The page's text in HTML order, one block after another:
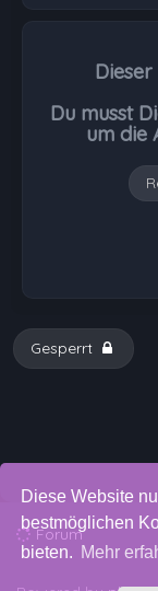
Diese Website
bestmöglichen
bieten. Mehr
Du musst
um die
Gesperrt
Forum